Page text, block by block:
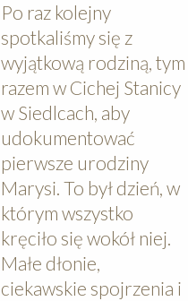
Po raz kolejny
spotkaliśmy się z
wyjątkową rodziną, tym
razem w Cichej Stanicy
w Siedlcach, aby
udokumentować
pierwsze urodziny
Marysi. To był dzień, w
którym wszystko
kręciło się wokół niej.
Małe dłonie,
ciekawskie spojrzenia i